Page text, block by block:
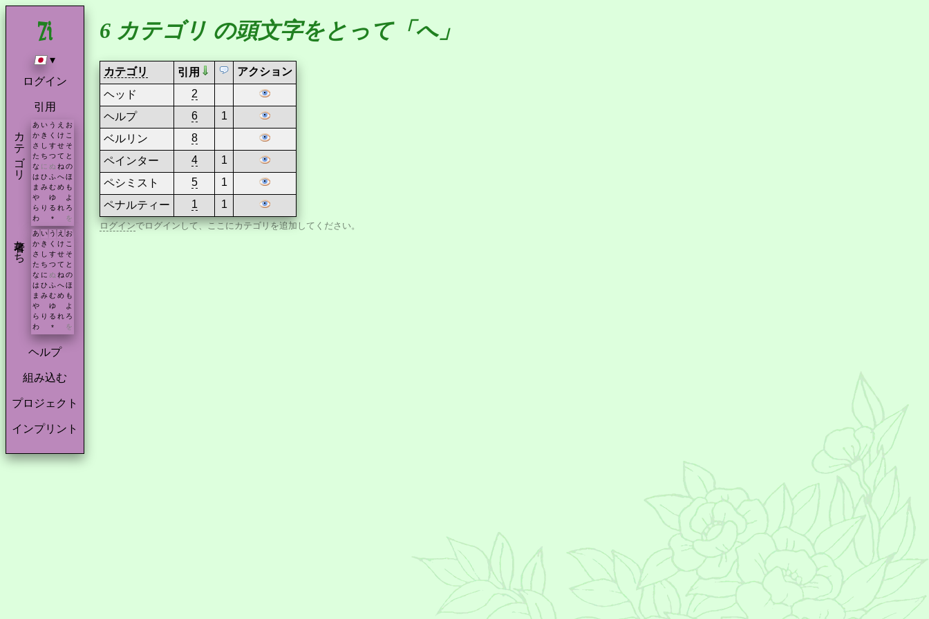
▾
ログイン
引用
カテゴリ あ い う え お
か き く け こ
さ し す せ そ
た ち つ て と
な に ぬ ね の
は ひ ふ へ ほ
ま み む め も
や
ゆ
よ
ら り る れ ろ
わ
* を
著者たち あ い う え お
か き く け こ
さ
し す せ そ
た ち つ て と
な に ぬ ね の
は ひ ふ へ ほ
ま み む め も
や
ゆ
よ
ら り る れ ろ
わ
* を
ヘルプ
組み込む
プロジェクト
インプリント
6 カテゴリ の頭文字をとって「へ」
カテゴリ 引用
アクション
ヘッド
2
ヘルプ
6
1
ベルリン
8
ペインター
4
1
ペシミスト
5
1
ペナルティー
1 1
ログインでログインして、ここにカテゴリを追加してください。